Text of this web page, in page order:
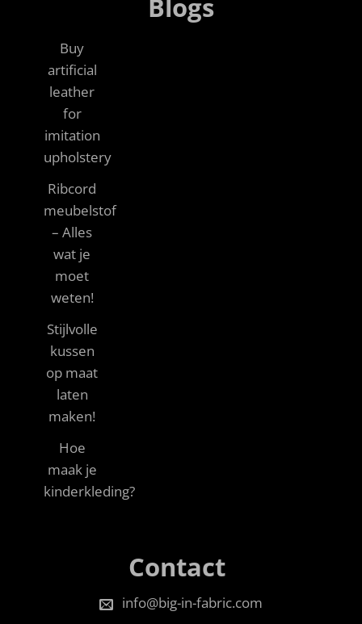
Blogs
Buy
artificial
leather
for
imitation
upholstery
Ribcord
meubelstof
– Alles
wat je
moet
weten!
Stijlvolle
kussen
op maat
laten
maken!
Hoe
maak je
kinderkleding?
Contact
info@big-in-fabric.com